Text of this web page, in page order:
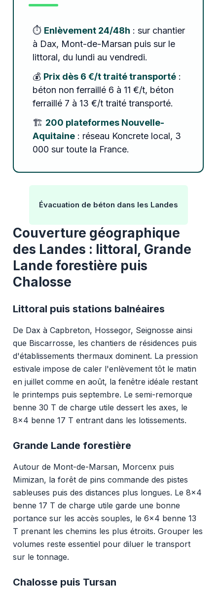
⏱️ Enlèvement 24/48h : sur chantier
à Dax, Mont-de-Marsan puis sur le
littoral, du lundi au vendredi.
💰 Prix dès 6 €/t traité transporté:
béton non ferraillé 6 à 11 €/t, béton
ferraillé 7 à 13 €/t traité transporté.
🏗️ 200 plateformes Nouvelle-
Aquitaine: réseau Koncrete local, 3
000 sur toute la France.
Évacuation de béton dans les Landes
Couverture géographique
des Landes : littoral, Grande
Lande forestière puis
Chalosse
Littoral puis stations balnéaires
De Dax à Capbreton, Hossegor, Seignosse ainsi
que Biscarrosse, les chantiers de résidences puis
d'établissements thermaux dominent. La pression
estivale impose de caler l'enlèvement tôt le matin
en juillet comme en août, la fenêtre idéale restant
le printemps puis septembre. Le semi-remorque
benne 30 T de charge utile dessert les axes, le
8x4 benne 17 T entrant dans les lotissements.
Grande Lande forestière
Autour de Mont-de-Marsan, Morcenx puis
Mimizan, la forêt de pins commande des pistes
sableuses puis des distances plus longues. Le 8x4
benne 17 T de charge utile garde une bonne
portance sur les accès souples, le 6x4 benne 13
T prenant les chemins les plus étroits. Grouper les
volumes reste essentiel pour diluer le transport
sur le tonnage.
Chalosse puis Tursan